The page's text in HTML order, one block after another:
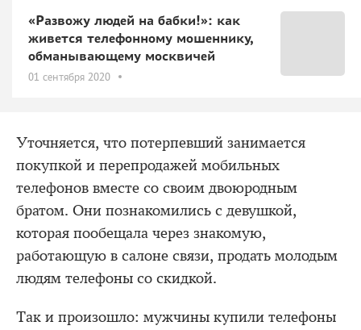
«Развожу людей на бабки!»: как
живется телефонному мошеннику,
обманывающему москвичей
01 сентября 2020
Уточняется, что потерпевший занимается
покупкой и перепродажей мобильных
телефонов вместе со своим двоюродным
братом. Они познакомились с девушкой,
которая пообещала через знакомую,
работающую в салоне связи, продать молодым
людям телефоны со скидкой.
Так и произошло: мужчины купили телефоны